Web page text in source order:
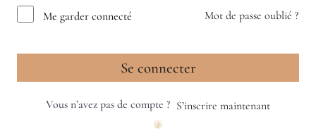
Me garder connecté Mot de passe oublié ?
Se connecter
Vous n’avez pas de compte ? S’inscrire maintenant